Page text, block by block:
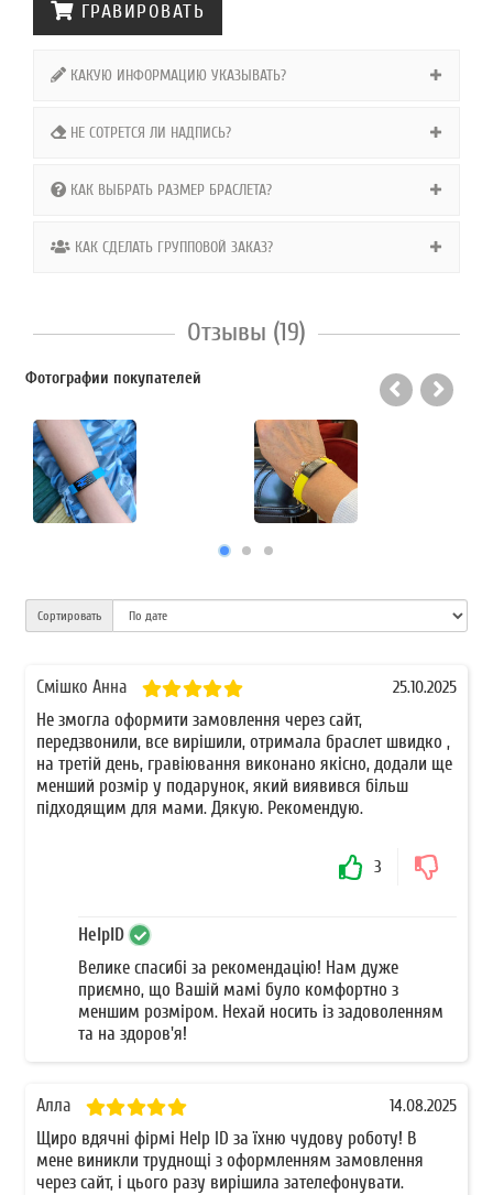
ГРАВИРОВАТЬ
КАКУЮ ИНФОРМАЦИЮ УКАЗЫВАТЬ?
НЕ СОТРЕТСЯ ЛИ НАДПИСЬ?
КАК ВЫБРАТЬ РАЗМЕР БРАСЛЕТА?
КАК СДЕЛАТЬ ГРУППОВОЙ ЗАКАЗ?
Отзывы (19)
Фотографии покупателей
Сортировать
Смішко Анна 25.10.2025
Не змогла оформити замовлення через сайт,
передзвонили, все вирішили, отримала браслет швидко ,
на третій день, гравіювання виконано якісно, додали ще
менший розмір у подарунок, який виявився більш
підходящим для мами. Дякую. Рекомендую.
3
HelpID
Велике спасибі за рекомендацію! Нам дуже
приємно, що Вашій мамі було комфортно з
меншим розміром. Нехай носить із задоволенням
та на здоров'я!
Алла 14.08.2025
Щиро вдячні фірмі Help ID за їхню чудову роботу! В
мене виникли труднощі з оформленням замовлення
через сайт, і цього разу вирішила зателефонувати.